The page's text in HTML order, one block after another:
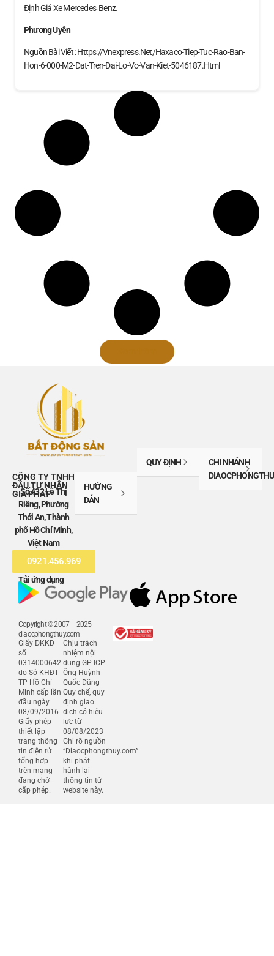
Định Giá Xe Mercedes‑Benz.
Phương Uyên
Nguồn Bài Viết : Https://vnexpress.net/haxaco-Tiep-Tuc-Rao-Ban-
Hon-6-000-M2-Dat-Tren-Dai-Lo-Vo-Van-Kiet-5046187.html
CÔNG TY TNHH
ĐẦU TƯ NHÂN
GIA PHÁT
Số 432 Lê Thị
Riêng, Phường
Thới An, Thành
phố Hồ Chí Minh,
Việt Nam
0921.456.969
HƯỚNG
DẪN
QUY ĐỊNH
CHI NHÁNH
Tải ứng dụng
Copyright © 2007 – 2025
diaocphongthuy.com
Giấy ĐKKD
số
0314000642
do Sở KHĐT
TP Hồ Chí
Minh cấp lần
đầu ngày
08/09/2016
Giấy phép
thiết lập
trang thông
tin điện tử
tổng hợp
trên mạng
đang chờ
cấp phép.
Chịu trách
nhiệm nội
dung GP ICP:
Ông Huỳnh
Quốc Dũng
Quy chế, quy
định giao
dịch có hiệu
lực từ
08/08/2023
Ghi rõ nguồn
“Diaocphongthuy.com”
khi phát
hành lại
thông tin từ
website này.